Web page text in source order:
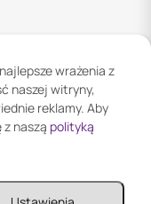
wrażenia z
naszej witryny,
reklamy. Aby
naszą polityką